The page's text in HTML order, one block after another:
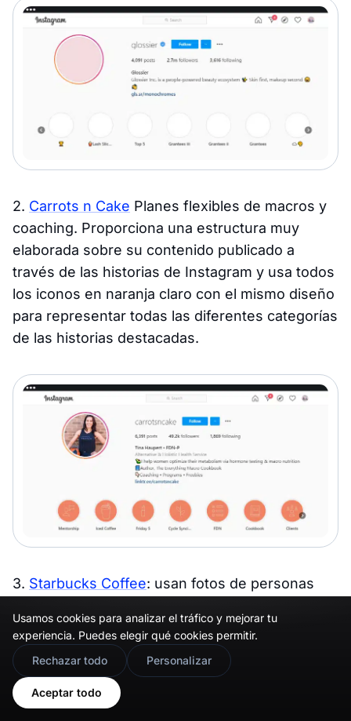
2. Carrots n Cake Planes flexibles de macros y
coaching. Proporciona una estructura muy
elaborada sobre su contenido publicado a
través de las historias de Instagram y usa todos
los iconos en naranja claro con el mismo diseño
para representar todas las diferentes categorías
de las historias destacadas.
3. Starbucks Coffee: usan fotos de personas
lindas imágenes de productos verdes como
iconos de portada para las historias destacadas.
Este atractivo da vida al diseño de su perfil y
hace que los visitantes sientan la facilidad de
Usamos cookies para analizar el tráfico y mejorar tu
experiencia. Puedes elegir qué cookies permitir.
Rechazar todo
Personalizar
Aceptar todo
🇬🇧 Would you prefer this site in English?
View in English